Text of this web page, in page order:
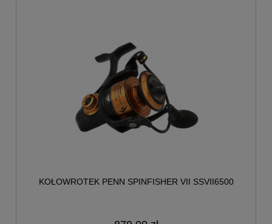
KOŁOWROTEK PENN SPINFISHER VII SSVII6500